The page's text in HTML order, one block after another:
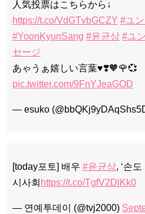
人気投票はこちらから↓
https://t.co/VdGTvbGCZY #ユ
#YoonKyunSang #윤균상 #ユ
セージ
あゃうぁ嬉しい言葉♥️❣️🧡🌹💞
pic.twitter.com/9FnYJeaGOD
— esuko
[today포토] 배우 #윤균상, ‘손
시사회 https://t.co/TgfV2DlKk0
— 연예투데이 (@tvj2000)